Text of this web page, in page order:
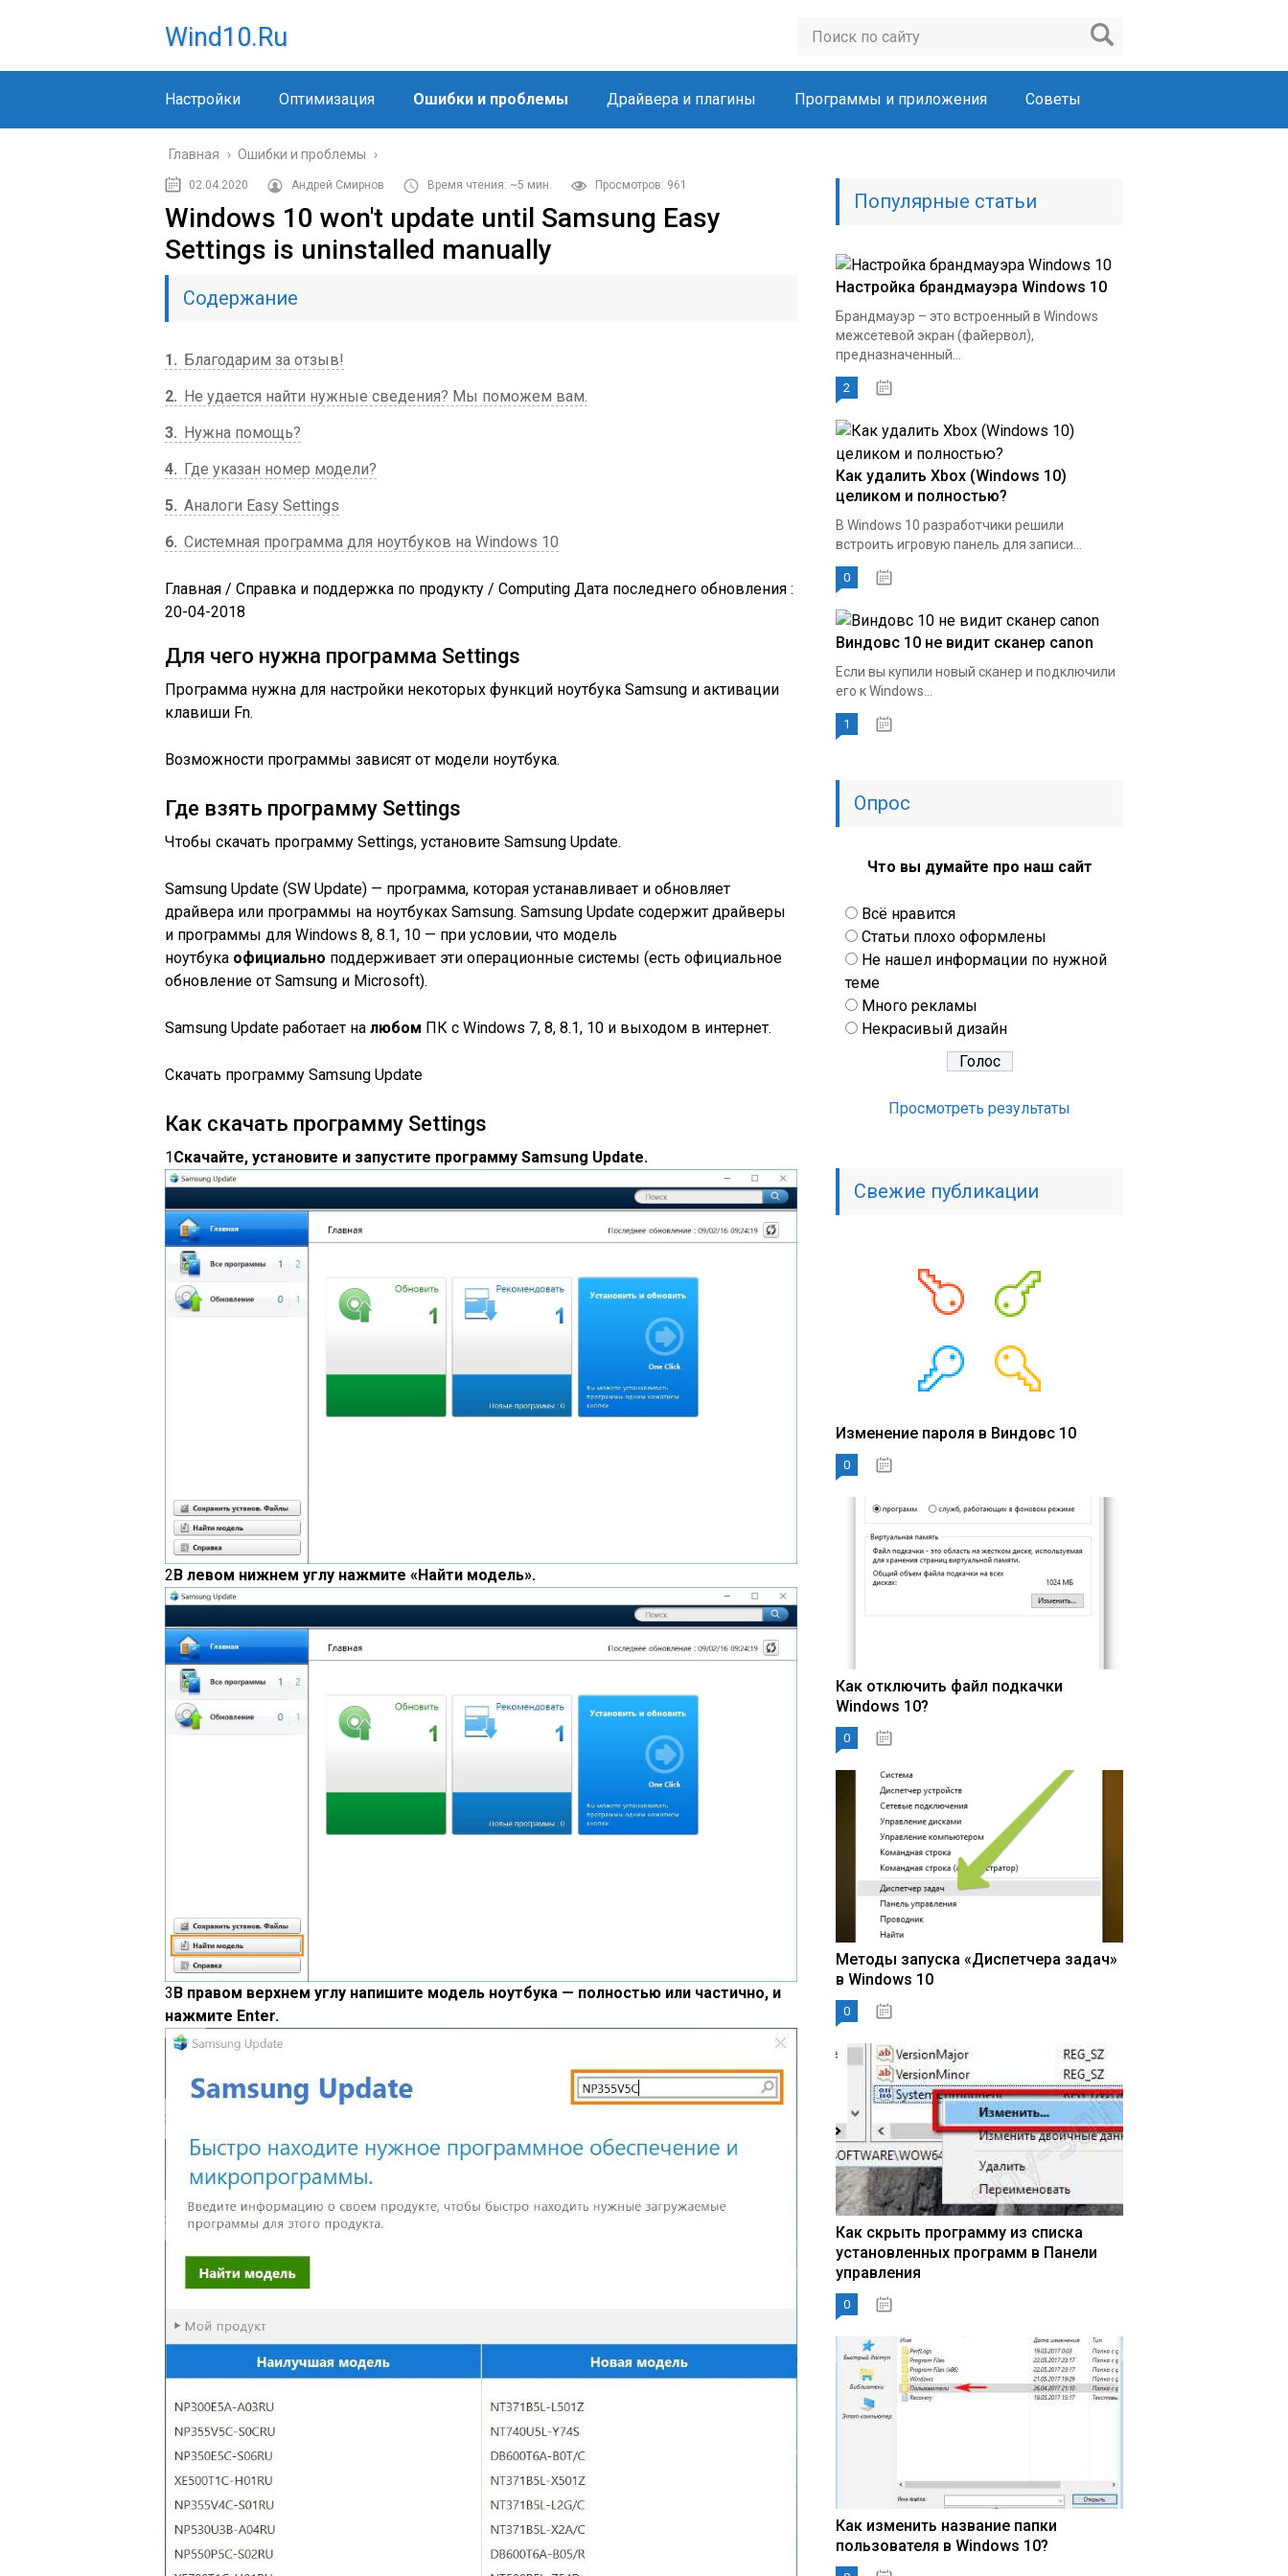
Wind10.ru
Настройки Оптимизация Ошибки и проблемы Драйвера и плагины Программы и приложения Советы
Главная › Ошибки и проблемы ›
02.04.2020 Андрей Смирнов Время чтения: ~5 мин. Просмотров: 961
Windows 10 won't update until Samsung Easy
Settings is uninstalled manually
Содержание
1
Благодарим за отзыв!
2
Не удается найти нужные сведения? Мы поможем вам.
3
Нужна помощь?
4
Где указан номер модели?
5 Аналоги Easy Settings
6 Системная программа для ноутбуков на Windows 10
Главная / Справка и поддержка по продукту / Computing Дата последнего обновления :
20-04-2018
Для чего нужна программа Settings
Программа нужна для настройки некоторых функций ноутбука Samsung и активации
клавиши Fn.
Возможности программы зависят от модели ноутбука.
Где взять программу Settings
Чтобы скачать программу Settings, установите Samsung Update.
Samsung Update (SW Update) — программа, которая устанавливает и обновляет
драйвера или программы на ноутбуках Samsung. Samsung Update содержит драйверы
и программы для Windows 8, 8.1, 10 — при условии, что модель
ноутбука официально поддерживает эти операционные системы (есть официальное
обновление от Samsung и Microsoft).
Samsung Update работает на любом ПК с Windows 7, 8, 8.1, 10 и выходом в интернет.
Скачать программу Samsung Update
Как скачать программу Settings
1Скачайте, установите и запустите программу Samsung Update.
2В левом нижнем углу нажмите «Найти модель».
3В правом верхнем углу напишите модель ноутбука — полностью или частично, и
нажмите Enter.
Популярные статьи
Настройка брандмауэра Windows 10
Брандмауэр – это встроенный в Windows
межсетевой экран (файервол),
предназначенный...
2
Как удалить Xbox (Windows 10)
целиком и полностью?
В Windows 10 разработчики решили
встроить игровую панель для записи...
0
Виндовс 10 не видит сканер canon
Если вы купили новый сканер и подключили
его к Windows...
1
Опрос
Что вы думайте про наш сайт
Всё нравится
Статьи плохо оформлены
Не нашел информации по нужной
теме
Много рекламы
Некрасивый дизайн
Просмотреть результаты
Свежие публикации
Изменение пароля в Виндовс 10
0
Как отключить файл подкачки
Windows 10?
0
Методы запуска «Диспетчера задач»
в Windows 10
0
Как скрыть программу из списка
установленных программ в Панели
управления
0
Как изменить название папки
пользователя в Windows 10?